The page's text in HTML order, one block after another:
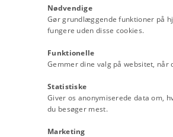
den høieste Myndighed over
og ukrænke­lig. Ministrene ere ansvarlige for
Han be­stemmer deres Antal og
Nødvendige
Gør grundlæggende funktioner på
fungere uden disse cookies.
Funktionelle
Gemmer dine valg på websitet,
Statistiske
Giver os anonymiserede data om,
du besøger mest.
Marketing